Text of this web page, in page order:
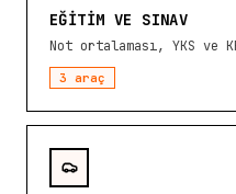
EĞITIM VE SINAV
Not ortalaması, YKS ve
3 araç